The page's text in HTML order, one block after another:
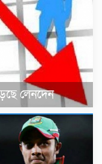
লেনদেন